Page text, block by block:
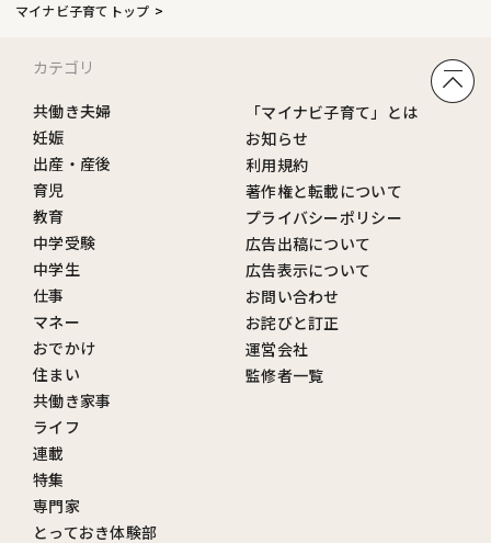
マイナビ子育てトップ
カテゴリ
共働き夫婦
妊娠
出産・産後
育児
教育
中学受験
中学生
仕事
マネー
おでかけ
住まい
共働き家事
ライフ
連載
特集
専門家
とっておき体験部
「マイナビ子育て」とは
お知らせ
利用規約
著作権と転載について
プライバシーポリシー
広告出稿について
広告表示について
お問い合わせ
お詫びと訂正
運営会社
監修者一覧